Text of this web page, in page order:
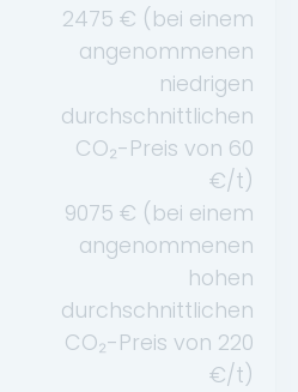
2475 € (bei einem
angenommenen
niedrigen
durchschnittlichen
CO₂-Preis von 60
€/t)
9075 € (bei einem
angenommenen
hohen
durchschnittlichen
CO₂-Preis von 220
€/t)